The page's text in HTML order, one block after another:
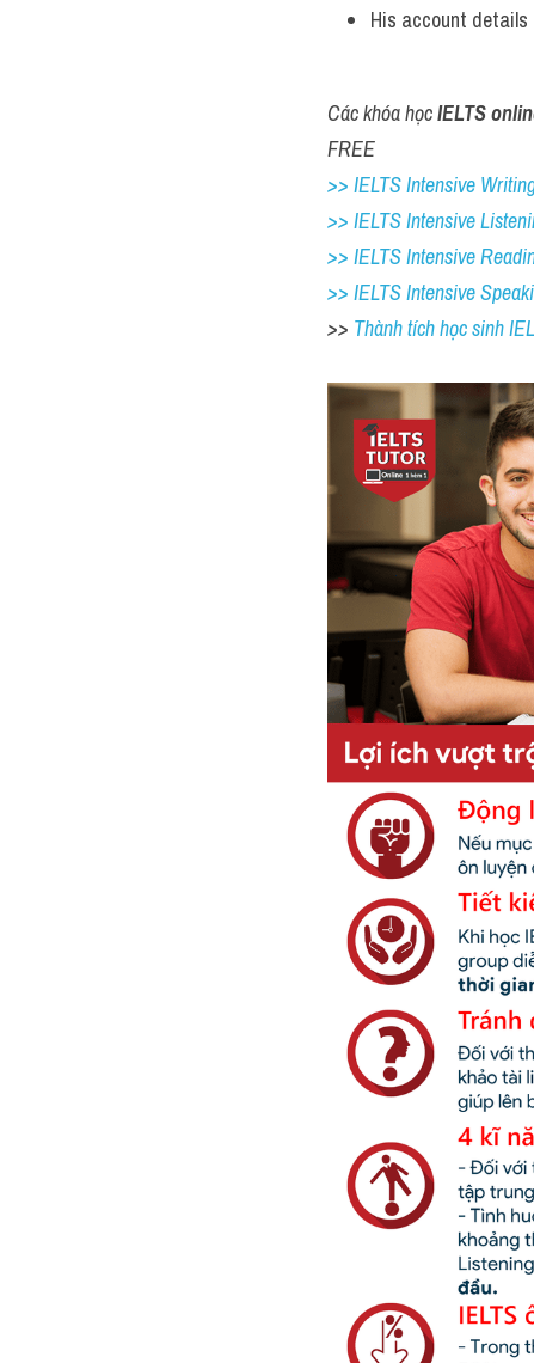
His account details
Các khóa học IELTS
FREE
>> IELTS Intensive
>> IELTS Intensive
>> IELTS Intensive
>> IELTS Intensive
>> Thành tích học sinh